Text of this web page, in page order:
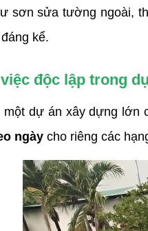
sơn sửa tường ngoài,
kể.
độc lập trong
ngày cho riêng các